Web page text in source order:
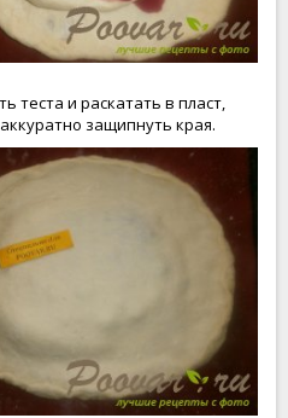
теста и раскатать в пласт,
защипнуть края.